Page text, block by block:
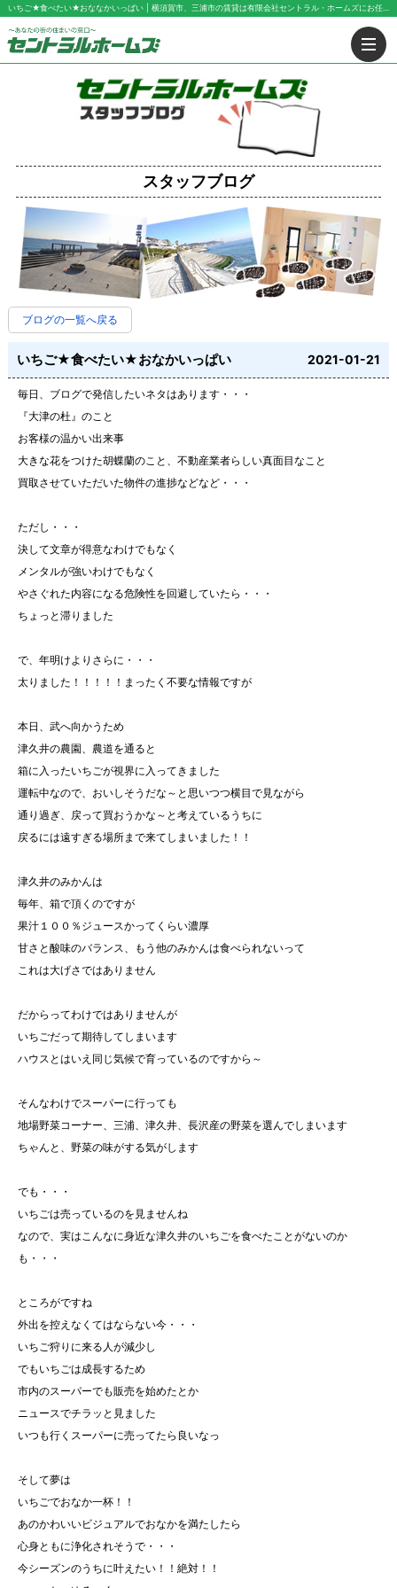
いちご★食べたい★おななかいっぱい | 横須賀市、三浦市の賃貸は有限会社セントラル・ホームズにお任せ下さい！
スタッフブログ
ブログの一覧へ戻る
いちご★食べたい★おなかいっぱい 2021-01-21
毎日、ブログで発信したいネタはあります・・・
『大津の杜』のこと
お客様の温かい出来事
大きな花をつけた胡蝶蘭のこと、不動産業者らしい真面目なこと
買取させていただいた物件の進捗などなど・・・
ただし・・・
決して文章が得意なわけでもなく
メンタルが強いわけでもなく
やさぐれた内容になる危険性を回避していたら・・・
ちょっと滞りました
で、年明けよりさらに・・・
太りました！！！！！まったく不要な情報ですが
本日、武へ向かうため
津久井の農園、農道を通ると
箱に入ったいちごが視界に入ってきました
運転中なので、おいしそうだな～と思いつつ横目で見ながら
通り過ぎ、戻って買おうかな～と考えているうちに
戻るには遠すぎる場所まで来てしまいました！！
津久井のみかんは
毎年、箱で頂くのですが
果汁１００％ジュースかってくらい濃厚
甘さと酸味のバランス、もう他のみかんは食べられないって
これは大げさではありません
だからってわけではありませんが
いちごだって期待してしまいます
ハウスとはいえ同じ気候で育っているのですから～
そんなわけでスーパーに行っても
地場野菜コーナー、三浦、津久井、長沢産の野菜を選んでしまいます
ちゃんと、野菜の味がする気がします
でも・・・
いちごは売っているのを見ませんね
なので、実はこんなに身近な津久井のいちごを食べたことがないのか
も・・・
ところがですね
外出を控えなくてはならない今・・・
いちご狩りに来る人が減少し
でもいちごは成長するため
市内のスーパーでも販売を始めたとか
ニュースでチラッと見ました
いつも行くスーパーに売ってたら良いなっ
そして夢は
いちごでおなか一杯！！
あのかわいいビジュアルでおなかを満たしたら
心身ともに浄化されそうで・・・
今シーズンのうちに叶えたい！！絶対！！